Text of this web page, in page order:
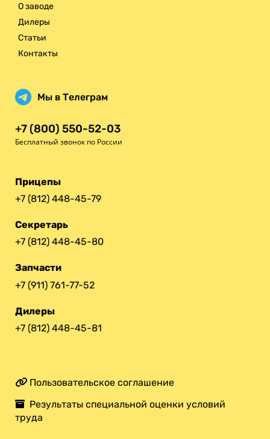
О заводе
Дилеры
Статьи
Контакты
Мы в Телеграм
+7 (800) 550-52-03
Бесплатный звонок по России
Прицепы
+7 (812) 448-45-79
Секретарь
+7 (812) 448-45-80
Запчасти
+7 (911) 761-77-52
Дилеры
+7 (812) 448-45-81
Пользовательское соглашение
Результаты специальной оценки условий
труда